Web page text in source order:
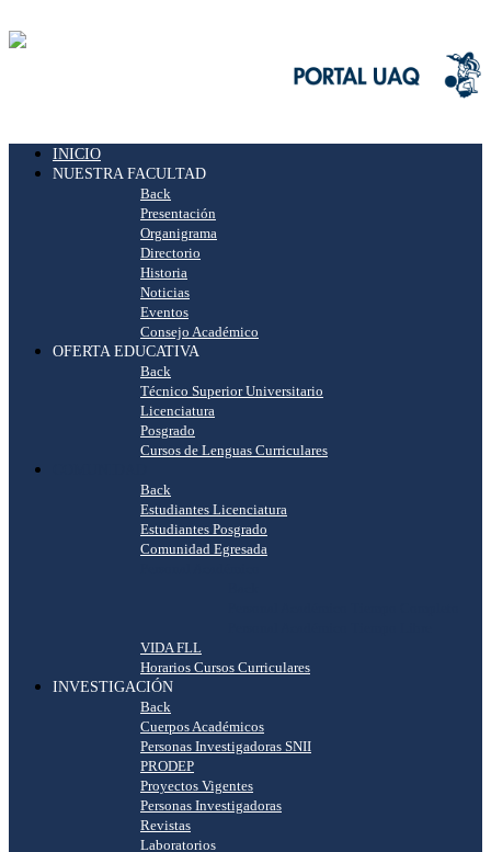
INICIO
NUESTRA FACULTAD
Back
Presentación
Organigrama
Directorio
Historia
Noticias
Eventos
Consejo Académico
OFERTA EDUCATIVA
Back
Técnico Superior Universitario
Licenciatura
Posgrado
Cursos de Lenguas Curriculares
Back
Estudiantes Licenciatura
Estudiantes Posgrado
Comunidad Egresada
VIDA FLL
Horarios Cursos Curriculares
INVESTIGACIÓN
Back
Cuerpos Académicos
Personas Investigadoras SNII
PRODEP
Proyectos Vigentes
Personas Investigadoras
Revistas
Laboratorios